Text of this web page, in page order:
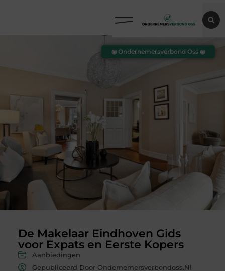
De Makelaar Eindhoven Gids
voor Expats en Eerste Kopers
Aanbiedingen
Gepubliceerd Door Ondernemersverbondoss.nl
◉ Ondernemersverbond Oss ◉